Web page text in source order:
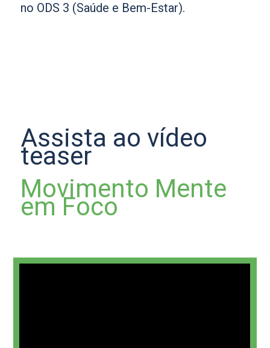
no ODS 3 (Saúde e Bem-Estar).
Assista ao vídeo
teaser
Movimento Mente
em Foco